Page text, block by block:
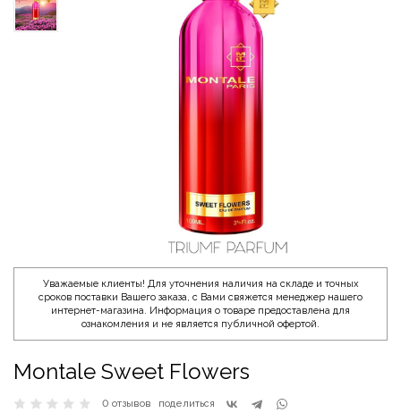
Уважаемые клиенты! Для уточнения наличия на складе и точных
сроков поставки Вашего заказа, с Вами свяжется менеджер нашего
интернет-магазина. Информация о товаре предоставлена для
ознакомления и не является публичной офертой.
Montale Sweet Flowers
0 отзывов поделиться